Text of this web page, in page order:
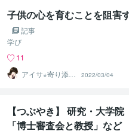
子供の心を育むことを阻害
記事
学び
11
アイサ⋆寄り添い
士
2022/03/04
【つぶやき】 研究・大学院
「博士審査会と教授」など